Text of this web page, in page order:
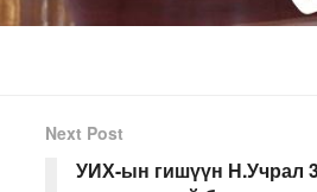
Next Post
УИХ-ын гишүүн Н.Учрал